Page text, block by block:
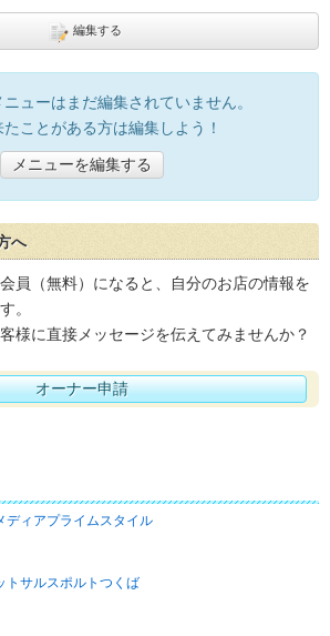
編集する
ューはまだ編集されていません。
ことがある方は編集しよう！
メニューを編集する
へ
員（無料）になると、自分のお店の情報を
。
様に直接メッセージを伝えてみませんか？
オーナー申請
ディアプライムスタイル
トサルスポルトつくば